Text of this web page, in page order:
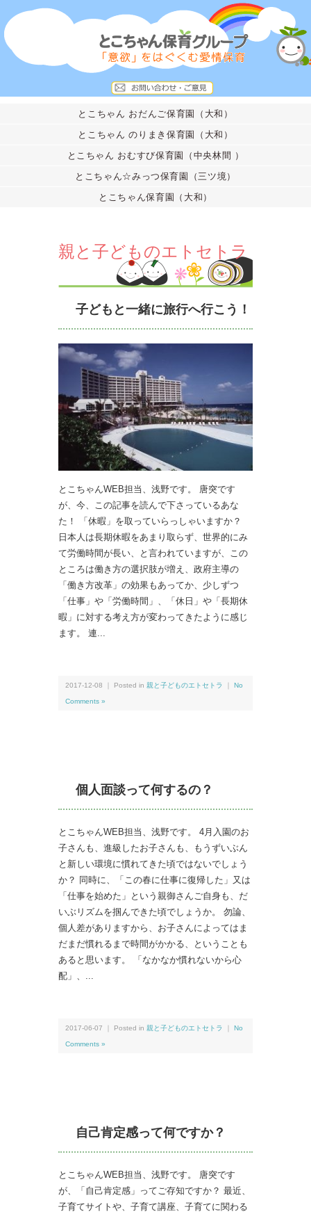
とこちゃん おだんご保育園（大和）
とこちゃん のりまき保育園（大和）
とこちゃん おむすび保育園（中央林間 ）
とこちゃん☆みっつ保育園（三ツ境）
とこちゃん保育園（大和）
親と子どものエトセトラ
子どもと一緒に旅行へ行こう！
とこちゃんWEB担当、浅野です。 唐突です
が、今、この記事を読んで下さっているあな
た！ 「休暇」を取っていらっしゃいますか？
日本人は長期休暇をあまり取らず、世界的にみ
て労働時間が長い、と言われていますが、この
ところは働き方の選択肢が増え、政府主導の
「働き方改革」の効果もあってか、少しずつ
「仕事」や「労働時間」、「休日」や「長期休
暇」に対する考え方が変わってきたように感じ
ます。 連...
2017-12-08 ｜ Posted in 親と子どものエトセトラ No
Comments »
個人面談って何するの？
とこちゃんWEB担当、浅野です。 4月入園のお
子さんも、進級したお子さんも、もうずいぶん
と新しい環境に慣れてきた頃ではないでしょう
か？ 同時に、「この春に仕事に復帰した」又は
「仕事を始めた」という親御さんご自身も、だ
いぶリズムを掴んできた頃でしょうか。 勿論、
個人差がありますから、お子さんによってはま
だまだ慣れるまで時間がかかる、ということも
あると思います。 「なかなか慣れないから心
配」、...
2017-06-07 ｜ Posted in 親と子どものエトセトラ No
Comments »
自己肯定感って何ですか？
とこちゃんWEB担当、浅野です。 唐突です
が、「自己肯定感」ってご存知ですか？ 最近、
子育てサイトや、子育て講座、子育てに関わる